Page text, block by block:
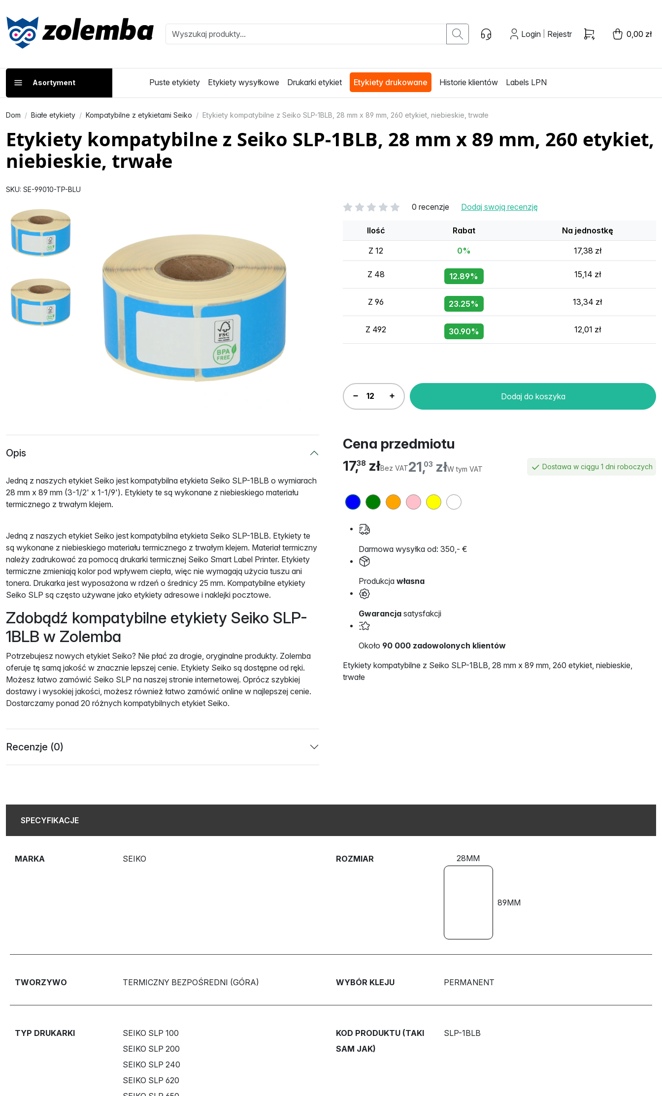
Login Rejestr 0,00 zł
Asortyment Puste etykiety Etykiety wysyłkowe Drukarki etykiet Etykiety drukowane Historie klientów Labels LPN
Dom Białe etykiety Kompatybilne z etykietami Seiko Etykiety kompatybilne z Seiko SLP-1BLB, 28 mm x 89 mm, 260 etykiet, niebieskie, trwałe
Etykiety kompatybilne z Seiko SLP-1BLB, 28 mm x 89 mm, 260 etykiet,
niebieskie, trwałe
SKU: SE-99010-TP-BLU
0 recenzje Dodaj swoją recenzję
Ilość Rabat Na jednostkę
Z 12 0% 17,38 zł
Z 48 12.89% 15,14 zł
Z 96 23.25% 13,34 zł
Z 492 30.90% 12,01 zł
Dodaj do koszyka
Cena przedmiotu
21,03 złW tym VAT
17,38 złBez VAT Dostawa w ciągu 1 dni roboczych
Darmowa wysyłka od: 350,- €
Produkcja własna
Gwarancja satysfakcji
Około 90 000 zadowolonych klientów
Etykiety kompatybilne z Seiko SLP-1BLB, 28 mm x 89 mm, 260 etykiet, niebieskie,
trwałe
Opis
Jedną z naszych etykiet Seiko jest kompatybilna etykieta Seiko SLP-1BLB o wymiarach
28 mm x 89 mm (3-1/2' x 1-1/9'). Etykiety te są wykonane z niebieskiego materiału
termicznego z trwałym klejem.
Jedną z naszych etykiet Seiko jest kompatybilna etykieta Seiko SLP-1BLB. Etykiety te
są wykonane z niebieskiego materiału termicznego z trwałym klejem. Materiał termiczny
należy zadrukować za pomocą drukarki termicznej Seiko Smart Label Printer. Etykiety
termiczne zmieniają kolor pod wpływem ciepła, więc nie wymagają użycia tuszu ani
tonera. Drukarka jest wyposażona w rdzeń o średnicy 25 mm. Kompatybilne etykiety
Seiko SLP są często używane jako etykiety adresowe i naklejki pocztowe.
Zdobądź kompatybilne etykiety Seiko SLP-
1BLB w Zolemba
Potrzebujesz nowych etykiet Seiko? Nie płać za drogie, oryginalne produkty. Zolemba
oferuje tę samą jakość w znacznie lepszej cenie. Etykiety Seiko są dostępne od ręki.
Możesz łatwo zamówić Seiko SLP na naszej stronie internetowej. Oprócz szybkiej
dostawy i wysokiej jakości, możesz również łatwo zamówić online w najlepszej cenie.
Dostarczamy ponad 20 różnych kompatybilnych etykiet Seiko.
Recenzje (0)
SPECYFIKACJE
MARKA SEIKO ROZMIAR 28MM
89MM
TWORZYWO TERMICZNY BEZPOŚREDNI (GÓRA) WYBÓR KLEJU PERMANENT
TYP DRUKARKI
SEIKO SLP 100
SEIKO SLP 200
SEIKO SLP 240
SEIKO SLP 620
KOD PRODUKTU (TAKI
SAM JAK)
SLP-1BLB